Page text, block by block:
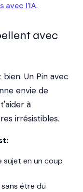
avec l'IA.
avec
Un Pin avec
envie de
à
irrésistibles.
sujet en un coup
être du